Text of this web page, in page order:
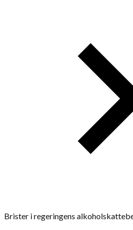
Brister i regeringens